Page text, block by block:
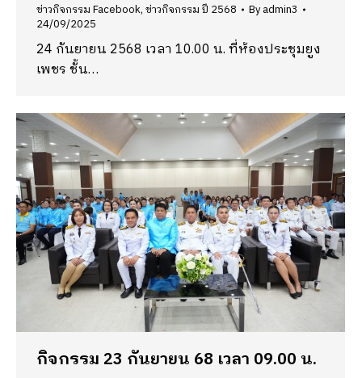
ข่าวกิจกรรม Facebook,ข่าวกิจกรรม ปี 2568 Byadmin3
24/09/2025
24 กันยายน 2568 เวลา 10.00 น. ที่ห้องประชุมยูง
เพชร ชั้น…
กิจกรรม 23 กันยายน 68 เวลา 09.00 น.